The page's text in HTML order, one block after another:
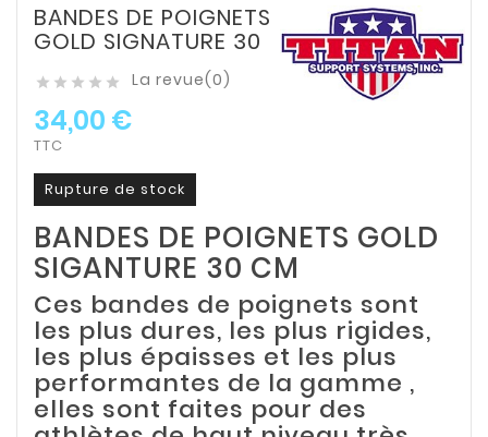
BANDES DE POIGNETS
GOLD SIGNATURE 30
     La revue(0)
34,00 €
TTC
Rupture de stock
BANDES DE POIGNETS GOLD
SIGANTURE 30 CM
Ces bandes de poignets sont
les plus dures, les plus rigides,
les plus épaisses et les plus
performantes de la gamme ,
elles sont faites pour des